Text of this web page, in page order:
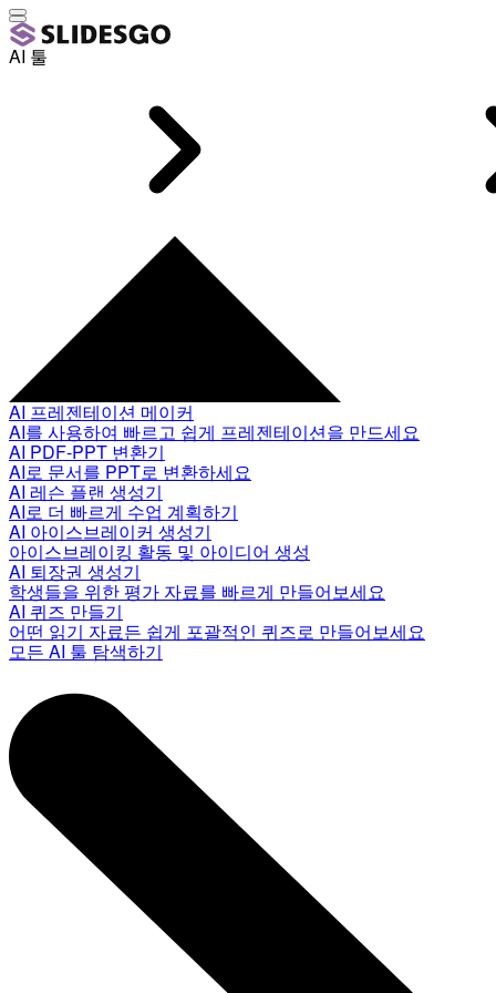
AI 툴
AI 프레젠테이션 메이커
AI를 사용하여 빠르고 쉽게 프레젠테이션을 만드세요
AI PDF-PPT 변환기
AI로 문서를 PPT로 변환하세요
AI 레슨 플랜 생성기
AI로 더 빠르게 수업 계획하기
AI 아이스브레이커 생성기
아이스브레이킹 활동 및 아이디어 생성
AI 퇴장권 생성기
학생들을 위한 평가 자료를 빠르게 만들어보세요
AI 퀴즈 만들기
어떤 읽기 자료든 쉽게 포괄적인 퀴즈로 만들어보세요
모든 AI 툴 탐색하기